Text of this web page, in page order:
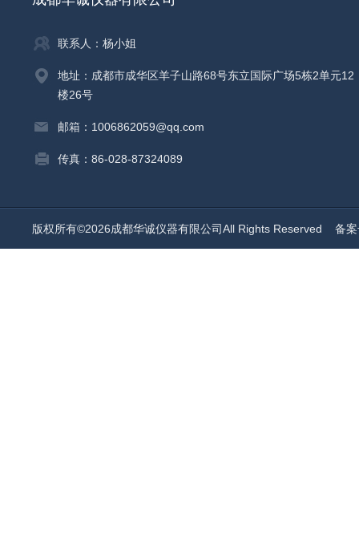
联系人：杨小姐
地址：成都市成华区羊子山路68号东立国际广场5栋2单元12
楼26号
邮箱：1006862059@qq.com
传真：86-028-87324089
版权所有©2026成都华诚仪器有限公司All Rights Reserved 备